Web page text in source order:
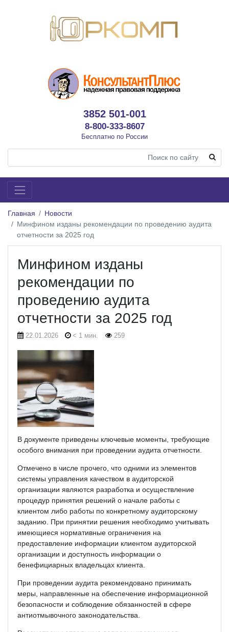
3852 501-001
8-800-333-8607
Бесплатно по России
Главная
Новости
Минфином изданы рекомендации по проведению аудита
отчетности за 2025 год
Минфином изданы
рекомендации по
проведению аудита
отчетности за 2025 год
22.01.2026 < 1 мин. 259
В документе приведены ключевые моменты, требующие
особого внимания при проведении аудита отчетности.
Отмечено в числе прочего, что одними из элементов
системы управления качеством в аудиторской
организации являются разработка и осуществление
процедур принятия решений о начале работы с
клиентом либо работы по конкретному аудиторскому
заданию. При принятии решения необходимо учитывать
имеющиеся нормативные ограничения на
предоставление информации клиентом аудиторской
организации и доступность информации о
бенефициарных владельцах клиента.
При проведении аудита рекомендовано принимать
меры, направленные на обеспечение информационной
безопасности и соблюдение обязанностей в сфере
антиотмывочного законодательства.